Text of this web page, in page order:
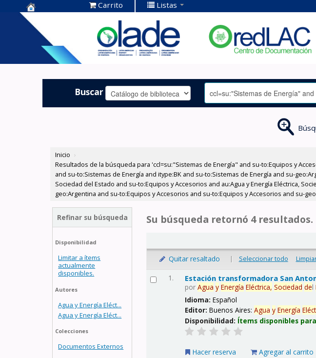
Centro de
Documentación
OLADE -
Carrito Listas
Buscar
Inicio ›
Resultados de la búsqueda para 'ccl=su:"Sistemas de Energía" and su-to:Equipos y
and su-to:Sistemas de Energía and itype:BK and su-to:Sistemas de Energía and su-
Sociedad del Estado and su-to:Equipos y Accesorios and au:Agua y Energía Eléctrica,
geo:Argentina and su-to:Equipos y Accesorios and su-to:Equipos y Accesorios and su-
Refinar su búsqueda
Disponibilidad
Limitar a ítems
actualmente
disponibles.
Autores
Agua y Energía Eléct...
Agua y Energía Eléct...
Colecciones
Documentos Externos
Su búsqueda retornó 4 resultados.
Quitar resaltado | Seleccionar todo
1. Estación transformadora San
porAgua y Energía Eléctrica, Sociedad del
Idioma:Español
Editor:Buenos Aires:Agua y Energía
Disponibilidad: Ítems disponibles
Hacer reserva Agregar al carrito